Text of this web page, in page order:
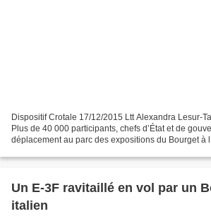
Dispositif Crotale 17/12/2015 Ltt Alexandra Lesur-
Plus de 40 000 participants, chefs d’État et de
déplacement au parc des expositions du Bourget à
Un E-3F ravitaillé en vol par un
italien